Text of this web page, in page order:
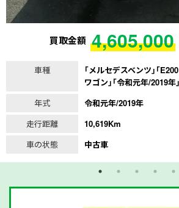
買取金額 4,605,000
車種
｢メルセデスベンツ｣｢
ワゴン｣｢令和元年/2019年｣
年式
令和元年/2019年
走行距離
10,619Km
車の状態
中古車